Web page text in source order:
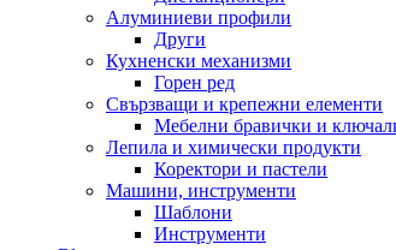
Алуминиеви профили
Други
Кухненски механизми
Горен ред
Свързващи и крепежни елементи
Мебелни бравички и
Лепила и химически продукти
Коректори и пастели
Машини, инструменти
Шаблони
Инструменти